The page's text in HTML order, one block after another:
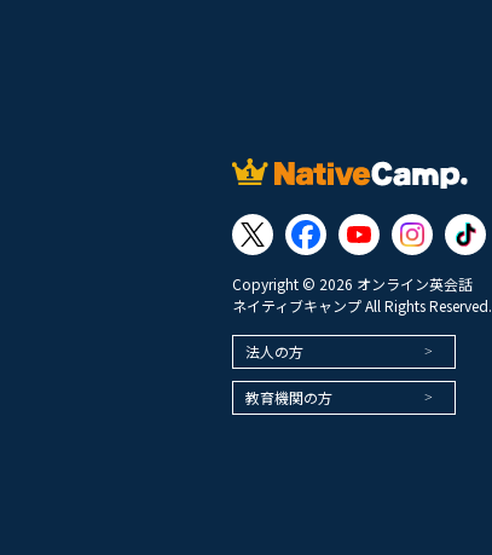
Copyright © 2026 オンライン英会話
ネイティブキャンプ All Rights Reserved.
法人の方
教育機関の方